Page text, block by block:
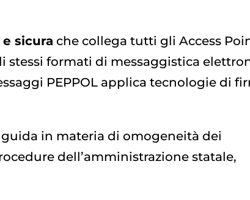
sicura che collega tutti gli Access
stessi formati di messaggistica
PEPPOL applica tecnologie di
in materia di omogeneità dei
dell’amministrazione statale,